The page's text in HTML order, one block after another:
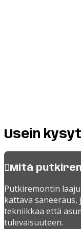
Usein
Mitä
Putkiremontin
kattava
tekniikkaa että
tulevaisuuteen.